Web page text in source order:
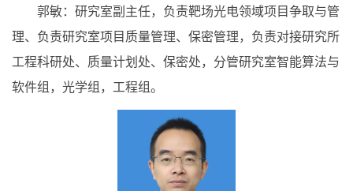
郭敏：研究室副主任，负责靶场光电领域项目争取与管
理、负责研究室项目质量管理、保密管理，负责对接研究所
工程科研处、质量计划处、保密处，分管研究室智能算法与
软件组，光学组，工程组。